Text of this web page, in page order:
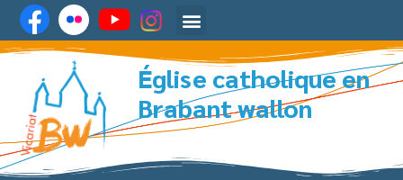
Église catholique en
Brabant wallon